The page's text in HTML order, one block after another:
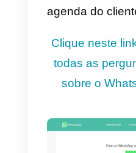
conversa
O link está
forma:
—https://
refere ao